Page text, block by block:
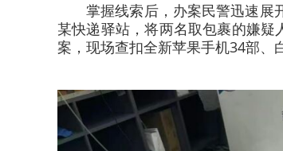
掌握线索后，办案民警迅速展
某快递驿站，将两名取包裹的嫌
案，现场查扣全新苹果手机34部、